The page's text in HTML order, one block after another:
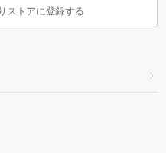
ストアに登録する